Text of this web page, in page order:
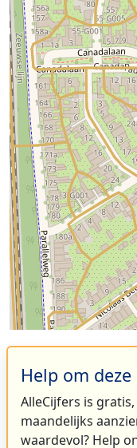
Help om
AlleCijfers is
maandelijks
waardevol? Help